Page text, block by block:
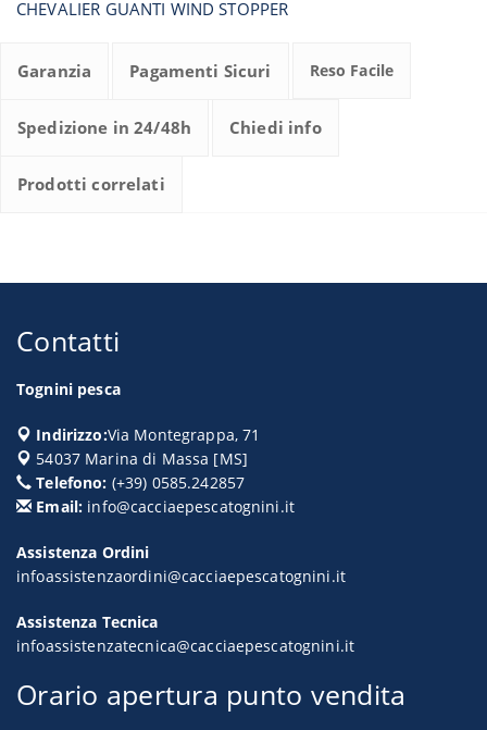
CHEVALIER GUANTI WIND STOPPER
Garanzia Pagamenti Sicuri Reso Facile
Spedizione in 24/48h Chiedi info
Prodotti correlati
Contatti
Tognini pesca
Indirizzo:Via Montegrappa, 71
54037 Marina di Massa [MS]
Telefono: (+39) 0585.242857
Email: info@cacciaepescatognini.it
Assistenza Ordini
infoassistenzaordini@cacciaepescatognini.it
Assistenza Tecnica
infoassistenzatecnica@cacciaepescatognini.it
Orario apertura punto vendita